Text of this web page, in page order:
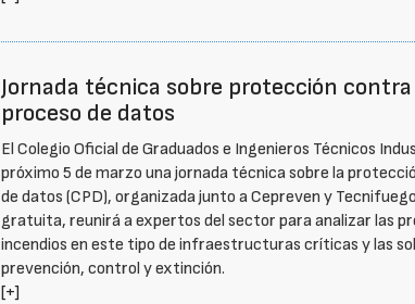
Jornada técnica sobre protección
proceso de datos
El Colegio Oficial de Graduados e Ingenieros Técnicos
próximo 5 de marzo una jornada técnica sobre la
de datos (CPD), organizada junto a Cepreven y
gratuita, reunirá a expertos del sector para analizar las
incendios en este tipo de infraestructuras críticas y las
prevención, control y extinción.
[+]